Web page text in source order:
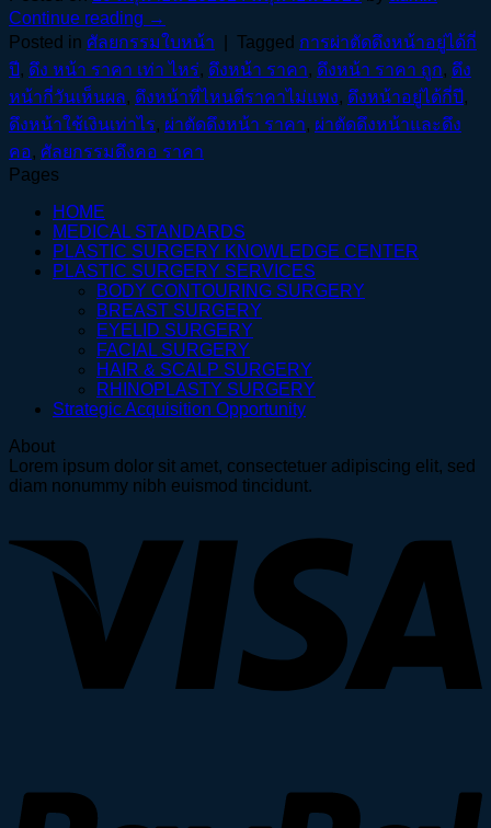
Continue reading →
Posted in ศัลยกรรมใบหน้า Tagged การผ่าตัดดึงหน้าอยู่ได้กี่
ปี, ดึง หน้า ราคา เท่า ไหร่, ดึงหน้า ราคา, ดึงหน้า ราคา ถูก, ดึง
หน้ากี่วันเห็นผล, ดึงหน้าที่ไหนดีราคาไม่แพง, ดึงหน้าอยู่ได้กี่ปี,
ดึงหน้าใช้เงินเท่าไร, ผ่าตัดดึงหน้า ราคา, ผ่าตัดดึงหน้าและดึง
คอ, ศัลยกรรมดึงคอ ราคา
Pages
HOME
MEDICAL STANDARDS
PLASTIC SURGERY KNOWLEDGE CENTER
PLASTIC SURGERY SERVICES
BODY CONTOURING SURGERY
BREAST SURGERY
EYELID SURGERY
FACIAL SURGERY
HAIR & SCALP SURGERY
RHINOPLASTY SURGERY
Strategic Acquisition Opportunity
About
Lorem ipsum dolor sit amet, consectetuer adipiscing elit, sed
diam nonummy nibh euismod tincidunt.